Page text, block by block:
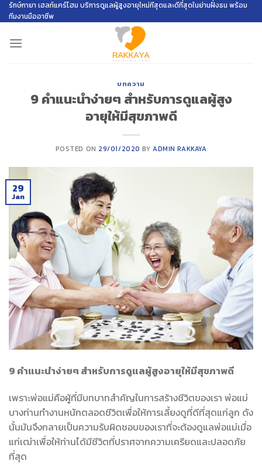
Skip
to
content
รักษ์กายา เฮลท์แคร์โฮม บริการดูแลผู้สูงอายุใหม่ทีสุดและดีที่สุดในย่านฝั่งธน พร้อม
ทีมงานมืออาชีพ
บทความ
9 คำแนะนำง่ายๆ สำหรับการดูแลผู้สูง
อายุให้มีสุขภาพดี
POSTED ON 29/01/2020 BYADMIN RAKKAYA
29
Jan
9 คำแนะนำง่ายๆ สำหรับการดูแลผู้สูงอายุให้มีสุขภาพดี
เพราะพ่อแม่คือผู้ที่มีบทบาทสำคัญในการสร้างชีวิตของเรา พ่อแม่
บางท่านทำงานหนักตลอดชีวิตเพื่อให้การเลี้ยงดูที่ดีที่สุดแก่ลูก ดัง
นั้นมันจึงกลายเป็นความรับผิดชอบของเราที่จะต้องดูแลพ่อแม่เมื่อ
แก่เฒ่าเพื่อให้ท่านได้มีชีวิตที่ปราศจากความเครียดและปลอดภัย
ที่สุด